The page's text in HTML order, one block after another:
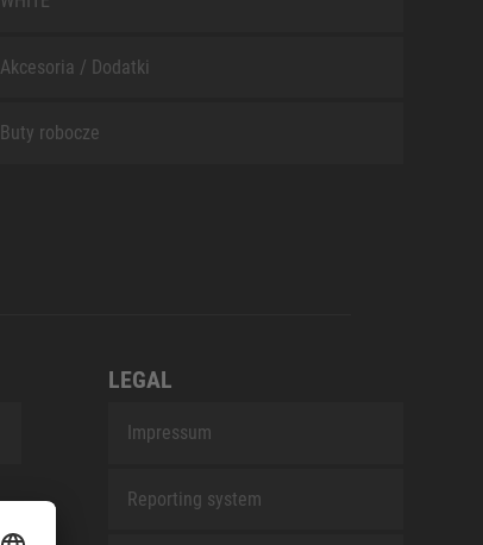
Akcesoria / Dodatki
Buty robocze
LEGAL
Impressum
Reporting system